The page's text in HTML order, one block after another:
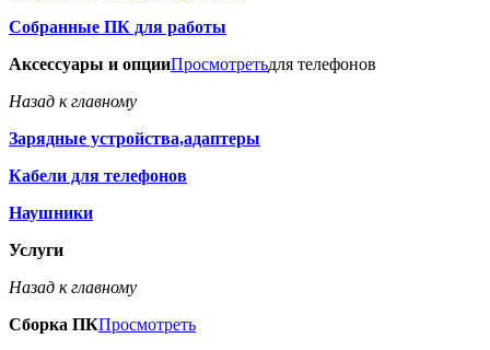
Собранные ПК для работы
Аксессуары и опцииПросмотретьдля телефонов
Назад к главному
Зарядные устройства,адаптеры
Кабели для телефонов
Наушники
Услуги
Назад к главному
Сборка ПКПросмотреть